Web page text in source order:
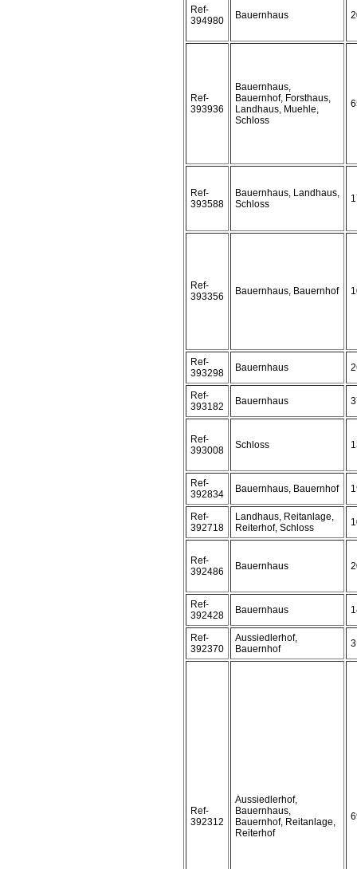
Ref-
394980
Bauernhaus
Ref-
393936
Bauernhaus,
Bauernhof, Forsthaus,
Landhaus, Muehle,
Schloss
Ref-
393588
Bauernhaus, Landhaus,
Schloss
Ref-
393356
Bauernhaus, Bauernhof
Ref-
393298
Bauernhaus
Ref-
393182
Bauernhaus
Ref-
393008
Schloss
Ref-
392834
Bauernhaus, Bauernhof
Ref-
392718
Landhaus, Reitanlage,
Reiterhof, Schloss
Ref-
392486
Bauernhaus
Ref-
392428
Bauernhaus
Ref-
392370
Aussiedlerhof,
Bauernhof
Ref-
392312
Aussiedlerhof,
Bauernhaus,
Bauernhof, Reitanlage,
Reiterhof